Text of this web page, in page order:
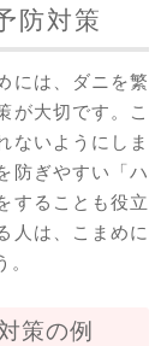
防対策
には、ダニを繁
が大切です。こ
ないようにしま
防ぎやすい「ハ
することも役立
人は、こまめに
策の例